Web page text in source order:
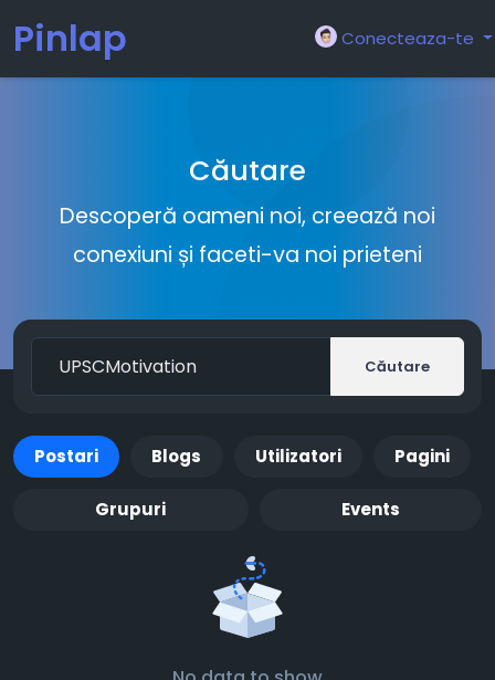
Pinlap Conecteaza-te
Căutare
Descoperă oameni noi, creează noi
conexiuni și faceti-va noi prieteni
Căutare
Postari Blogs Utilizatori Pagini
Grupuri Events